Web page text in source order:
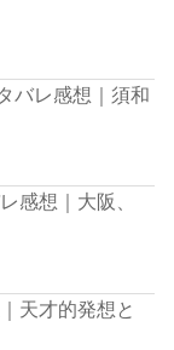
バレ感想｜須和
感想｜大阪、
天才的発想と